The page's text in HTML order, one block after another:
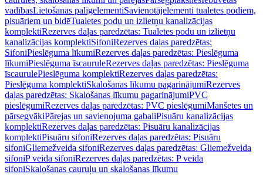
vadībasLietošanas palīgelementiSavienotājelementi tualetes podiem,
pisuāriem un bidēTualetes podu un izlietņu kanalizācijas
komplektiRezerves daļas paredzētas: Tualetes podu un izlietņu
kanalizācijas komplektiSifoniRezerves daļas paredzētas:
SifoniPieslēguma līkumiRezerves daļas paredzētas: Pieslēguma
līkumiPieslēguma īscauruleRezerves daļas paredzētas: Pieslēguma
īscaurulePieslēguma komplektiRezerves daļas paredzētas:
Pieslēguma komplektiSkalošanas līkumu pagarinājumiRezerves
daļas paredzētas: Skalošanas līkumu pagarinājumiPVC
pieslēgumiRezerves daļas paredzētas: PVC pieslēgumiManšetes un
pārsegvākiPārejas un savienojuma gabaliPisuāru kanalizācijas
komplektiRezerves daļas paredzētas: Pisuāru kanalizācijas
komplektiPisuāru sifoniRezerves daļas paredzētas: Pisuāru
sifoniGliemežveida sifoniRezerves daļas paredzētas: Gliemežveida
sifoniP veida sifoniRezerves daļas paredzētas: P veida
sifoniSkalošanas cauruļu un skalošanas līkumu